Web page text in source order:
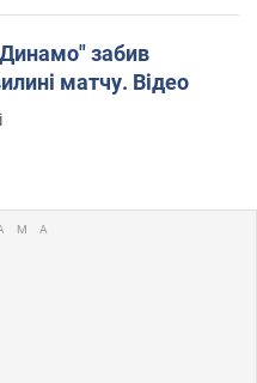
забив
матчу. Відео